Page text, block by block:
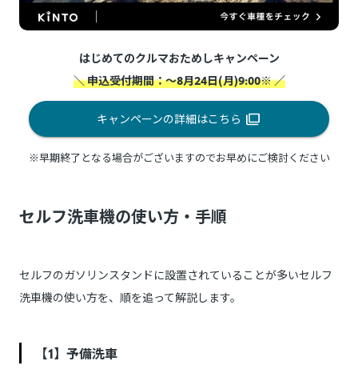
はじめてのクルマおためしキャンペーン
＼ 申込受付期間：～8月24日(月)9:00※ ／
キャンペーンの詳細はこちら
※早期終了となる場合がございますのでお早めにご検討ください
セルフ洗車機の使い方・手順
セルフのガソリンスタンドに設置されていることが多いセルフ
洗車機の使い方を、順を追って解説します。
【1】予備洗車